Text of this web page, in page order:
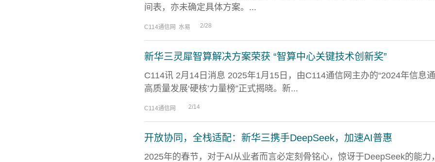
间表，亦未确定具体方案。...
C114通信网 水易 2/28
新华三灵犀智算解决方案荣获 “智算中心关键技术创新奖”
C114讯 2月14日消息 2025年1月15日，由C114通信网主办的“2024年信息
高质量发展‘硬核’力量榜”正式揭晓。新...
C114通信网 2/14
开放协同，全栈适配：新华三携手DeepSeek，加速AI普惠
2025年的春节，对于AI从业者而言必定刻骨铭心，惊讶于DeepSeek的能力